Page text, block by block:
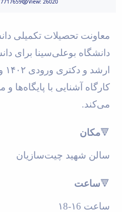
View: 26020
معاونت تحصیلات تکمیلی
دانشگاه بوعلی‌سینا برای
ارشد و دکتری ورودی ۱۴۰۲
کارگاه آشنایی با پایگاه‌ها
می‌کند.
🔻مکان
سالن شهید چیت‌سازیان
🔻ساعت
ساعت ۱6-۱8